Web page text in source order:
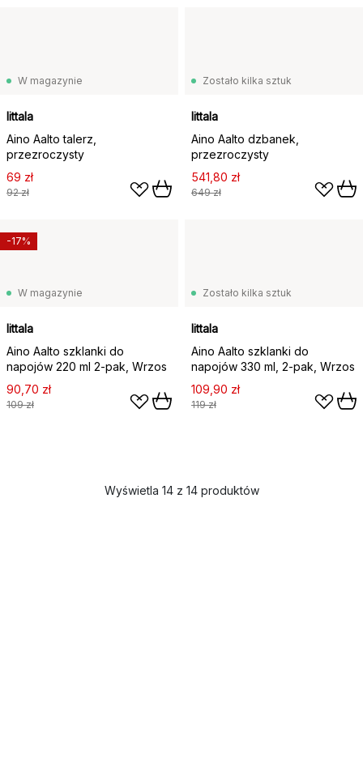
W magazynie
Iittala
Aino Aalto talerz,
przezroczysty
69 zł
92 zł
Zostało kilka sztuk
Iittala
Aino Aalto dzbanek,
przezroczysty
541,80 zł
649 zł
W magazynie
Iittala
Aino Aalto szklanki do
napojów 220 ml 2‑pak, Wrzos
90,70 zł
109 zł
-17%
Zostało kilka sztuk
Iittala
Aino Aalto szklanki do
napojów 330 ml, 2‑pak, Wrzos
109,90 zł
119 zł
Wyświetla 14 z 14 produktów